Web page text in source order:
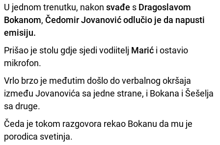
U jednom trenutku, nakon svađe s Dragoslavom
Bokanom, Čedomir Jovanović odlučio je da napusti
emisiju.
Prišao je stolu gdje sjedi vodiitelj Marić i ostavio
mikrofon.
Vrlo brzo je međutim došlo do verbalnog okršaja
između Jovanovića sa jedne strane, i Bokana i Šešelja
sa druge.
Čeda je tokom razgovora rekao Bokanu da mu je
porodica svetinja.